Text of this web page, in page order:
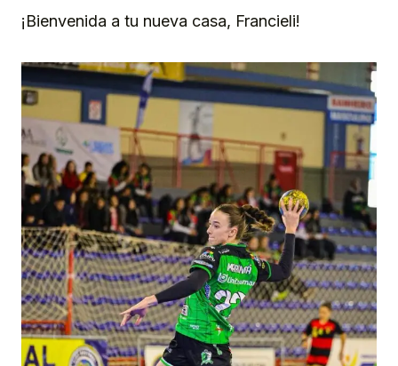
¡Bienvenida a tu nueva casa, Francieli!